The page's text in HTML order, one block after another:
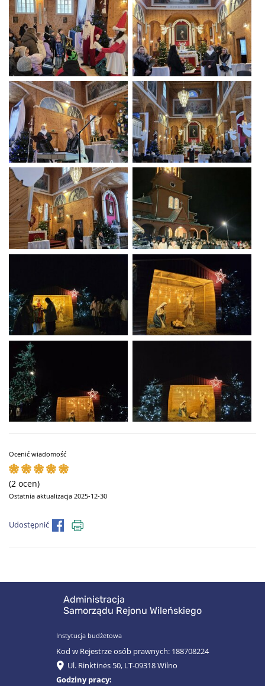
Ocenić wiadomość
(2 ocen)
Ostatnia aktualizacja 2025-12-30
Udostępnić
Administracja
Samorządu Rejonu Wileńskiego
Instytucja budżetowa
Kod w Rejestrze osób prawnych: 188708224
Ul. Rinktinės 50, LT-09318 Wilno
Godziny pracy: